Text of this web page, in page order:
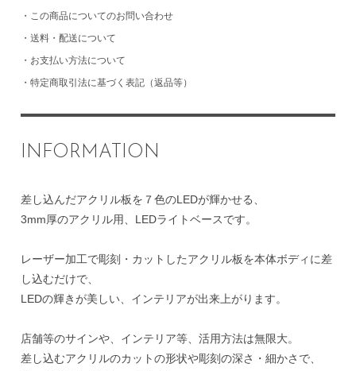
・ この商品についてのお問い合わせ
・ 送料・配送について
・ お支払い方法について
・ 特定商取引法に基づく表記（返品等）
INFORMATION
差し込んだアクリル板を７色のLEDが輝かせる、
3mm厚のアクリル用、LEDライトベースです。
レーザー加工で彫刻・カットしたアクリル板を本体ボディに差
し込むだけで、
LEDの輝きが美しい、インテリアが出来上がります。
店舗等のサインや、インテリア等、活用方法は無限大。
差し込むアクリルのカットの形状や彫刻の深さ・細かさで、